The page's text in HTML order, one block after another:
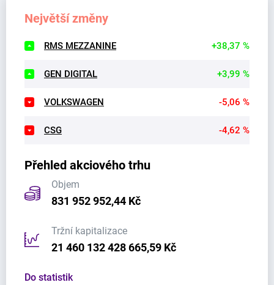
Největší změny
RMS MEZZANINE +38,37 %
GEN DIGITAL +3,99 %
VOLKSWAGEN -5,06 %
CSG -4,62 %
Přehled akciového trhu
Objem
831 952 952,44 Kč
Tržní kapitalizace
21 460 132 428 665,59 Kč
Do statistik